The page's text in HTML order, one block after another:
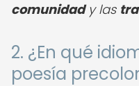
comunidady las
2. ¿En qué
poesía